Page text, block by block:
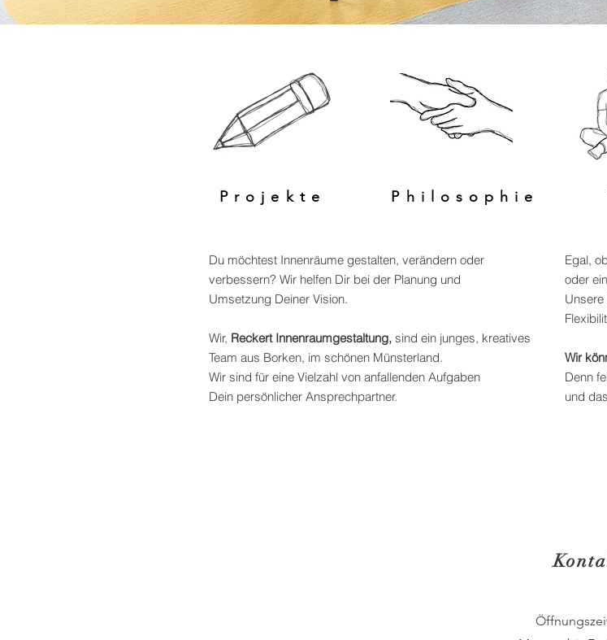
Projekte Philosophie
Du möchtest Innenräume gestalten, verändern oder
verbessern? Wir helfen Dir bei der Planung und
Umsetzung Deiner Vision.
Wir, Reckert Innenraumgestaltung, sind ein junges, kreatives
Team aus Borken, im schönen Münsterland.
Wir sind für eine Vielzahl von anfallenden Aufgaben
Dein persönlicher Ansprechpartner.
Egal,
oder
Unsere
Wir
Denn
und